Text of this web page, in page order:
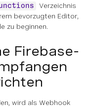
Verzeichnis
bevorzugten Editor,
zu beginnen.
Firebase-
wird als Webhook